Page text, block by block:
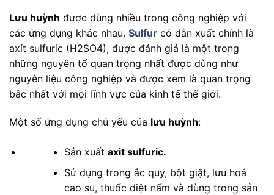
Lưu huỳnh được dùng nhiều trong công nghiệp với
các ứng dụng khác nhau. Sulfur có dẫn xuất chính là
axít sulfuric (H2SO4), được đánh giá là một trong
những nguyên tố quan trọng nhất được dùng như
nguyên liệu công nghiệp và được xem là quan trọng
bậc nhất với mọi lĩnh vực của kinh tế thế giới.
Một số ứng dụng chủ yếu của lưu huỳnh:
Sản xuất axit sulfuric.
Sử dụng trong ắc quy, bột giặt, lưu hoá
cao su, thuốc diệt nấm và dùng trong sản